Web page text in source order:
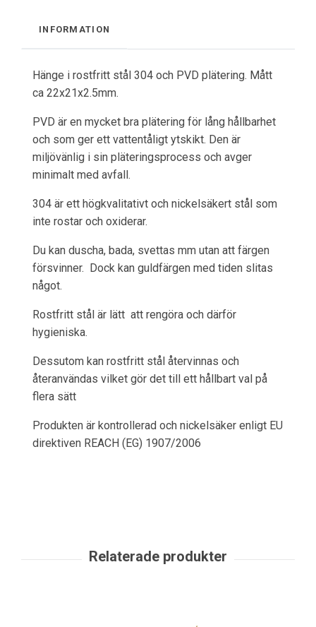
INFORMATION
Hänge i rostfritt stål 304 och PVD plätering. Mått
ca 22x21x2.5mm.
PVD är en mycket bra plätering för lång hållbarhet
och som ger ett vattentåligt ytskikt. Den är
miljövänlig i sin pläteringsprocess och avger
minimalt med avfall.
304 är ett högkvalitativt och nickelsäkert stål som
inte rostar och oxiderar.
Du kan duscha, bada, svettas mm utan att färgen
försvinner. Dock kan guldfärgen med tiden slitas
något.
Rostfritt stål är lätt att rengöra och därför
hygieniska.
Dessutom kan rostfritt stål återvinnas och
återanvändas vilket gör det till ett hållbart val på
flera sätt
Produkten är kontrollerad och nickelsäker enligt EU
direktiven REACH (EG) 1907/2006